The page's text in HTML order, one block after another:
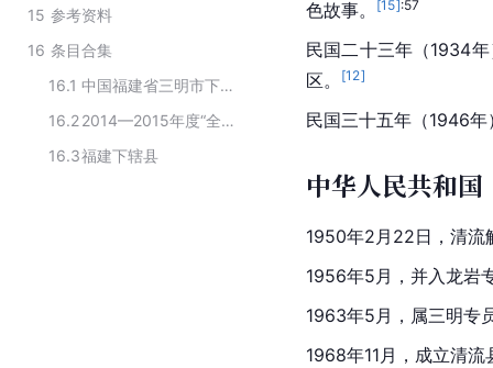
15 参考资料
16 条目合集
16.1
中国福建省三明市下辖行政区划
16.2
2014—2015年度“全国平安渔业示范县”名单
16.3福建下辖县
色故事。
[15]:57
民国二十三年（1934
区。
[12]
民国三十五年（1946
中华人民共和国
1950年2月22日，清流
1956年5月，并入龙岩
1963年5月，属三明专
1968年11月，成立清